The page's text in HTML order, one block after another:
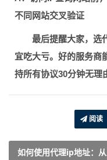
不同网站交叉验证
最后提醒大家，选
宜吃大亏。好的服务商
持所有协议30分钟无理
阅读
如何使用代理ip地址：